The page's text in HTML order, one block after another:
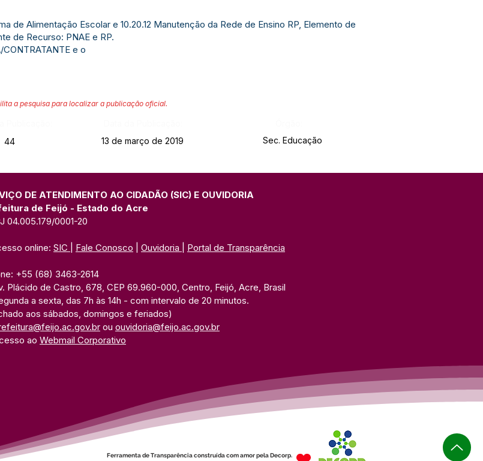
de Alimentação Escolar e 10.20.12 Manutenção da Rede de Ensino RP, Elemento de
de Recurso: PNAE e RP.
CONTRATANTE e o
a pesquisa para localizar a publicação oficial.
44 13 de março de 2019 Sec. Educação
DE ATENDIMENTO AO CIDADÃO (SIC) E OUVIDORIA
de Feijó - Estado do Acre
04.005.179/0001-20
online: SIC Fale Conosco Ouvidoria Portal de Transparência
+55 (68) 3463-2614
Plácido de Castro, 678, CEP 69.960-000, Centro, Feijó, Acre, Brasil
a sexta, das 7h às 14h - com intervalo de 20 minutos.
aos sábados, domingos e feriados)
ou ouvidoria@feijo.ac.gov.br
ao Webmail Corporativo
Ferramenta de Transparência construída com amor pela Decorp.